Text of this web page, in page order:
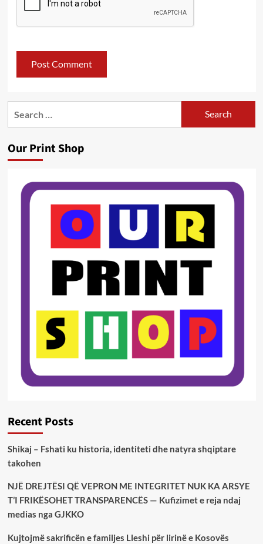
Our Print Shop
Recent Posts
Shikaj – Fshati ku historia, identiteti dhe natyra shqiptare
takohen
NJË DREJTËSI QË VEPRON ME INTEGRITET NUK KA ARSYE
T’I FRIKËSOHET TRANSPARENCËS — Kufizimet e reja ndaj
medias nga GJKKO
Kujtojmë sakrificën e familjes Lleshi për lirinë e Kosovës